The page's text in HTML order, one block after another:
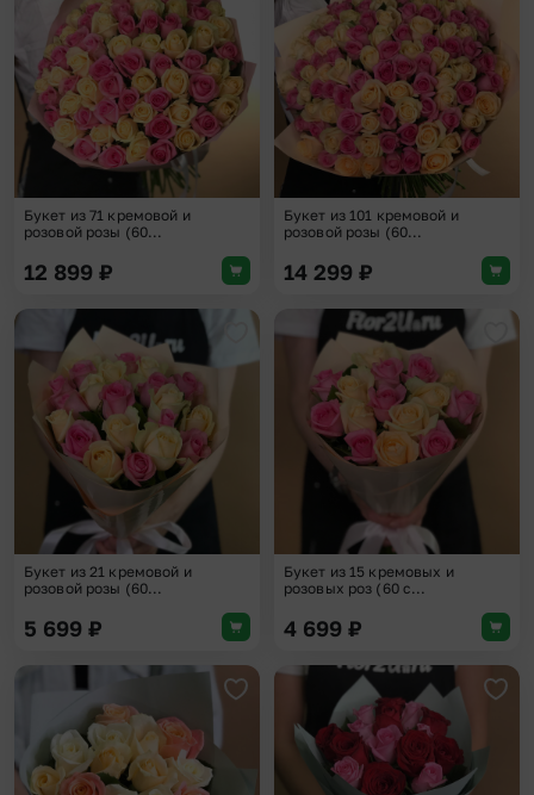
Букет из 71 кремовой и
розовой розы (60...
12 899 ₽
Букет из 101 кремовой и
розовой розы (60...
14 299 ₽
Добавить в избранное
Букет из 21 кремовой и
розовой розы (60...
5 699 ₽
Букет из 15 кремовых и
розовых роз (60 с...
4 699 ₽
Добавить в избранное